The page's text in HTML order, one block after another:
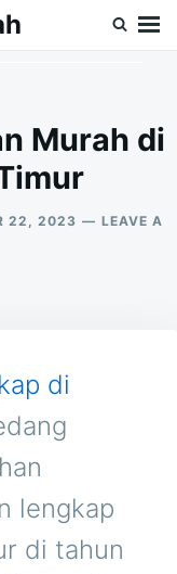
Murah di
22, 2023
LEAVE A
di
lengkap
di tahun